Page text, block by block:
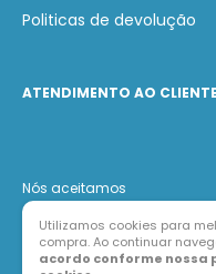
Politicas de devolução
ATENDIMENTO AO CLIENTE
E-mail:
Nós aceitamos
Utilizamos cookies para
compra. Ao continuar
acordo conforme nossa